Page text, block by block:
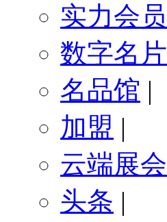
实力会员
数字名片
名品馆 |
加盟 |
云端展会
头条 |